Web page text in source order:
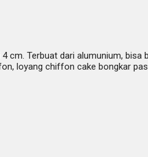
cm. Terbuat dari alumunium,
loyang chiffon cake bongkar